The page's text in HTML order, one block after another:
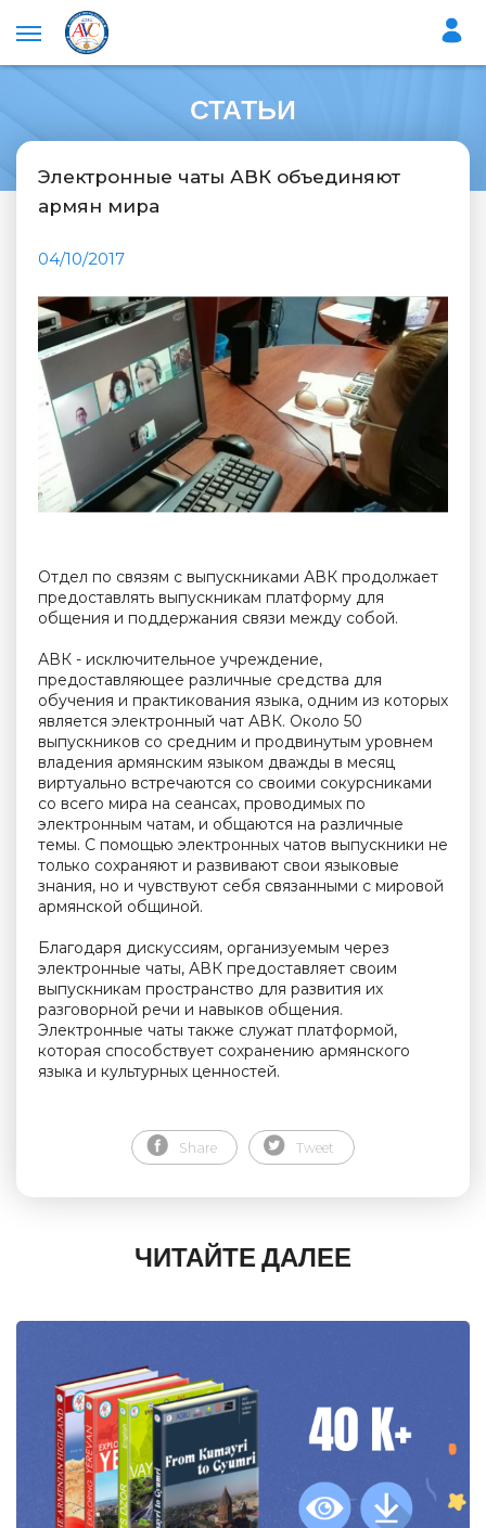
СТАТЬИ
Электронные чаты АВК объединяют
армян мира
04/10/2017
Отдел по связям с выпускниками АВК продолжает
предоставлять выпускникам платформу для
общения и поддержания связи между собой.
АВК - исключительное учреждение,
предоставляющее различные средства для
обучения и практикования языка, одним из которых
является электронный чат АВК. Около 50
выпускников со средним и продвинутым уровнем
владения армянским языком дважды в месяц
виртуально встречаются со своими сокурсниками
со всего мира на сеансах, проводимых по
электронным чатам, и общаются на различные
темы. С помощью электронных чатов выпускники не
только сохраняют и развивают свои языковые
знания, но и чувствуют себя связанными с мировой
армянской общиной.
Благодаря дискуссиям, организуемым через
электронные чаты, АВК предоставляет своим
выпускникам пространство для развития их
разговорной речи и навыков общения.
Электронные чаты также служат платформой,
которая способствует сохранению армянского
языка и культурных ценностей.
Share Tweet
ЧИТАЙТЕ ДАЛЕЕ